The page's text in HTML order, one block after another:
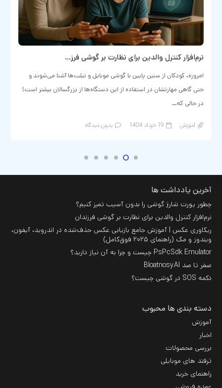
نرم‌افزار کنترل والدین برای نظارت بر گوشی فرز…
امروزه، کودکان از سنین پایین با گوشی‌ موبایل و تبلت‌ها آشنا می‌شوند و
حتی گاهی مهارتشان در استفاده از این دستگاه‌ها از بزرگسالان بیشتر است!
در حالی که…
آموزش 19 خرداد 1404 بدون دیدگاه
آخرین یادداشت ها
چطور پورت شارژ گوشی را بدون آسیب تمیز کنیم؟
نرم‌افزار کنترل والدین برای نظارت بر گوشی فرزندان
ریکاوری عکس | آموزش جامع بازیابی عکس حذف‌شده در اندروید، آیفون،
ویندوز و مک (راهنمای ۲۰۲۵ فوق‌کامل)
PsPcSdk Emulator چیست و چرا به آن نیاز دارید؟
صفر تا صد BloatnosyAI
دکمه SOS در گوشی چیست؟
دسته بندی ها محبوب
آموزش
اخبار
بررسی محصولات
ترفند های موبایلی
راهنمای خرید